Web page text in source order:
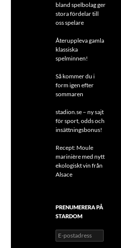
bland spelbolag ger
stora fördelar till
oss spelare
Återuppleva gamla
klassiska
spelminnen!
Så kommer du i
form igen efter
sommaren
stadion.se – ny sajt
för sport, odds och
insättningsbonus!
Recept: Moule
marinière med nytt
ekologiskt vin från
Alsace
PRENUMERERA PÅ
STARDOM
E-
postadress